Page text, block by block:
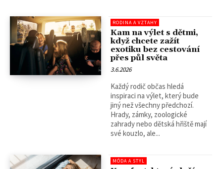
RODINA A VZTAHY
Kam na výlet s dětmi,
když chcete zažít
exotiku bez cestování
přes půl světa
3.6.2026
Každý rodič občas hledá
inspiraci na výlet, který bude
jiný než všechny předchozí.
Hrady, zámky, zoologické
zahrady nebo dětská hřiště mají
své kouzlo, ale...
MÓDA A STYL